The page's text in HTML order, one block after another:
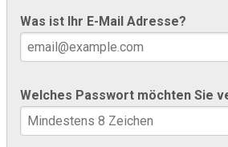
Was ist Ihr E-Mail Adresse?
Welches Passwort möchten Sie